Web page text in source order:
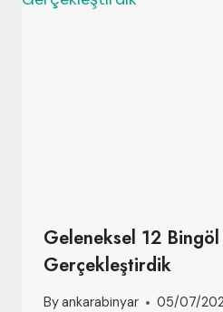
Geleneksel 12
Gerçekleştirdik
Byankarabinyar 05/07/